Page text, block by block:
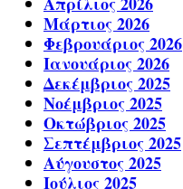
Μάρτιος 2026
Φεβρουάριος 2026
Ιανουάριος 2026
Δεκέμβριος 2025
Νοέμβριος 2025
Οκτώβριος 2025
Σεπτέμβριος 2025
Αύγουστος 2025
Ιούλιος 2025